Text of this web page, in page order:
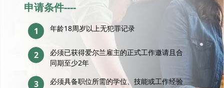
申请条件----
1 年龄18周岁以上无犯罪记录
2
必须已获得爱尔兰雇主的正式工作邀请且合
同期至少2年
3 必须具备职位所需的学位、技能或工作经验